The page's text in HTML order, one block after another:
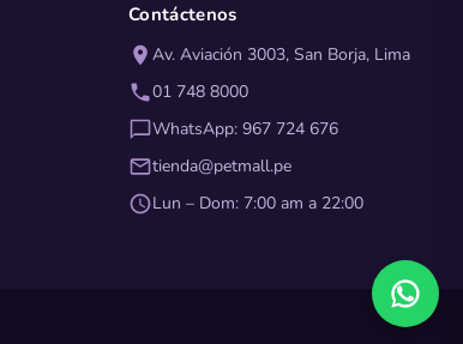
Contáctenos
Av. Aviación 3003, San Borja, Lima
01 748 8000
WhatsApp: 967 724 676
tienda@petmall.pe
Lun – Dom: 7:00 am a 22:00